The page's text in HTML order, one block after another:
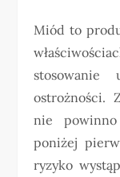
Miód to
stosowanie
ostrożności.
nie
poniżej
ryzyko